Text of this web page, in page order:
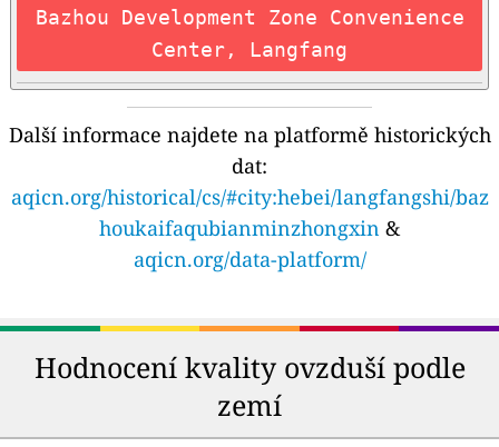
Bazhou Development Zone Convenience
Center, Langfang
Další informace najdete na platformě historických
dat:
aqicn.org/historical/cs/#city:hebei/langfangshi/baz
houkaifaqubianminzhongxin &
aqicn.org/data-platform/
Hodnocení kvality ovzduší podle
zemí